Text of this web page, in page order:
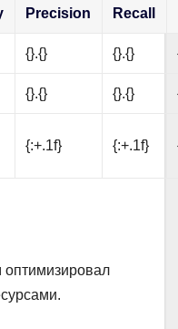
Precision Recall
{}.{} {}.{}
{}.{} {}.{}
{:+.1f} {:+.1f}
оптимизировал